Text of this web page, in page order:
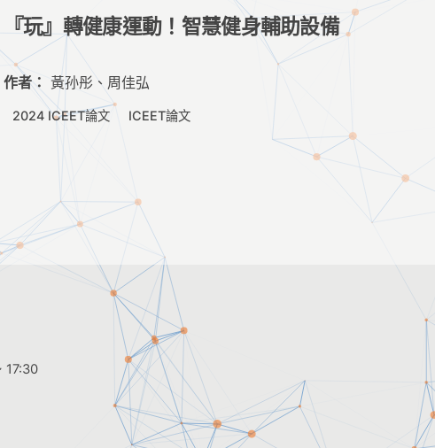
『玩』轉健康運動！智慧健身輔助設備
作者： 黃孙彤、周佳弘
2024 ICEET論文 ICEET論文
17:30